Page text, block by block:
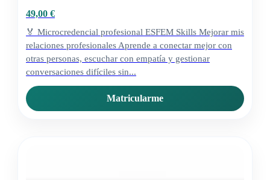
49,00 €
🏅 Microcredencial profesional ESFEM Skills Mejorar mis
relaciones profesionales Aprende a conectar mejor con
otras personas, escuchar con empatía y gestionar
conversaciones difíciles sin...
Matricularme